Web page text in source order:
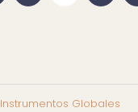
Instrumentos Globales